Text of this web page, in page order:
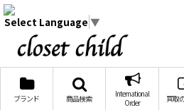
Select Language ▼
ブランド 商品検索
International
Order
買取